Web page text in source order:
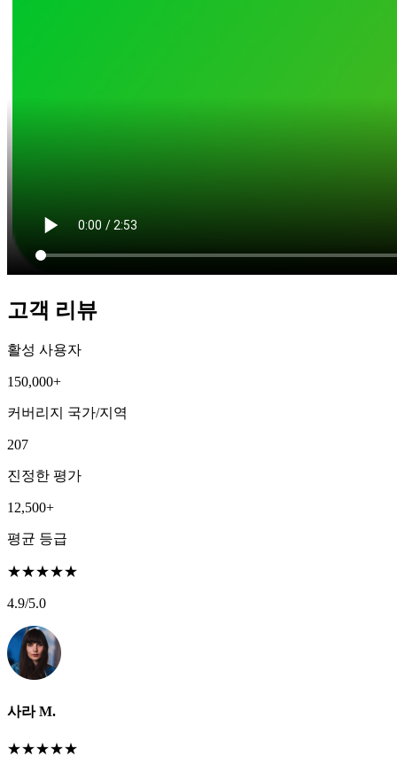
고객 리뷰
활성 사용자
150,000+
커버리지 국가/지역
207
진정한 평가
12,500+
평균 등급
★★★★★
4.9/5.0
사라 M.
★★★★★